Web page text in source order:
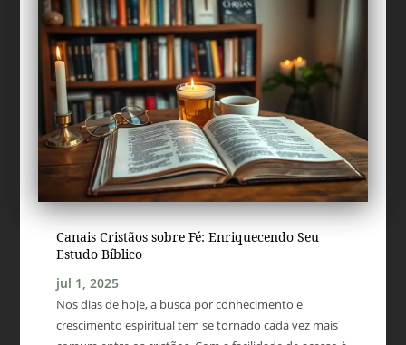
Canais Cristãos sobre Fé: Enriquecendo Seu
Estudo Bíblico
jul 1, 2025
Nos dias de hoje, a busca por conhecimento e
crescimento espiritual tem se tornado cada vez mais